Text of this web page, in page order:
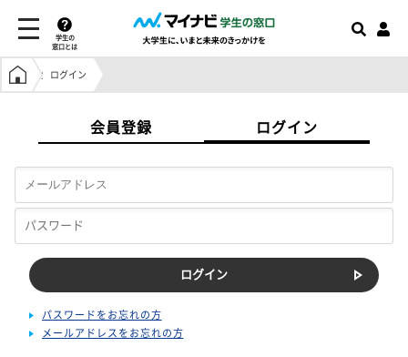
学生の
窓口とは
学生の窓口トップ
ログイン
会員登録 ログイン
パスワードをお忘れの方
メールアドレスをお忘れの方